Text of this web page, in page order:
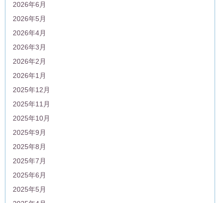
2026年6月
2026年5月
2026年4月
2026年3月
2026年2月
2026年1月
2025年12月
2025年11月
2025年10月
2025年9月
2025年8月
2025年7月
2025年6月
2025年5月